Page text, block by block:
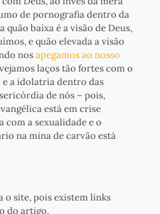
de pornografia dentro da
baixa é a visão de Deus,
e quão elevada a visão
nosapegamos ao nosso
laços tão fortes com o
a idolatria dentro das
de nós – pois,
está em crise
com a sexualidade e o
na mina de carvão está
o site, pois existem links
do artigo.